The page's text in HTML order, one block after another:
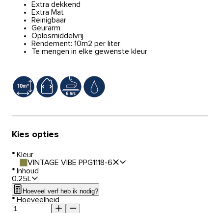
Extra dekkend
Extra Mat
Reinigbaar
Geurarm
Oplosmiddelvrij
Rendement: 10m2 per liter
Te mengen in elke gewenste kleur
Kies opties
* Kleur
VINTAGE VIBE PPG1118-6
* Inhoud
0.25L
Hoeveel verf heb ik nodig?
* Hoeveelheid